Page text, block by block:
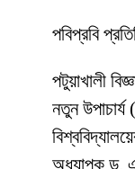
পবিপ্রবি
পটুয়াখালী
নতুন উপাচার্য